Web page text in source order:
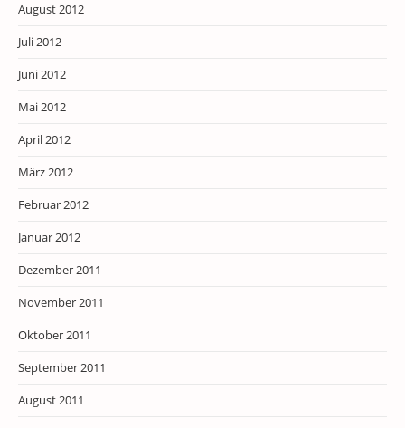
August 2012
Juli 2012
Juni 2012
Mai 2012
April 2012
März 2012
Februar 2012
Januar 2012
Dezember 2011
November 2011
Oktober 2011
September 2011
August 2011